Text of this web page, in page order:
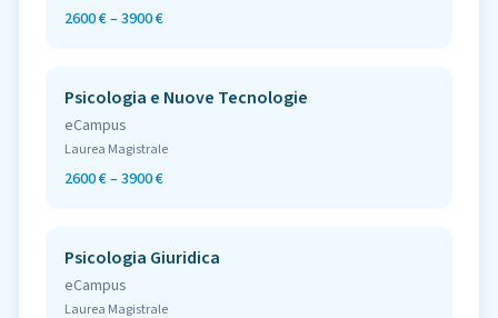
2600 € – 3900 €
Psicologia e Nuove Tecnologie
eCampus
Laurea Magistrale
2600 € – 3900 €
Psicologia Giuridica
eCampus
Laurea Magistrale